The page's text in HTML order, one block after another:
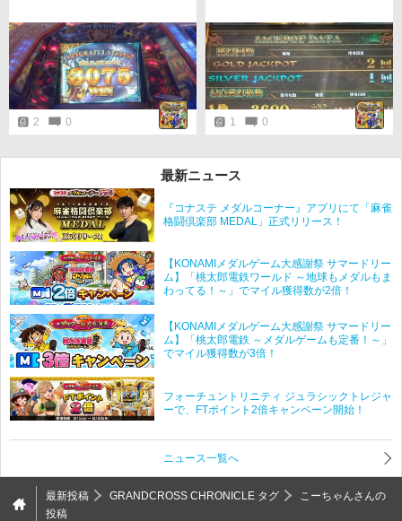
2 0 1 0
最新ニュース
『コナステ メダルコーナー』アプリにて「麻雀
格闘倶楽部 MEDAL」正式リリース！
【KONAMIメダルゲーム大感謝祭 サマードリー
ム】「桃太郎電鉄ワールド ～地球もメダルもま
わってる！～」でマイル獲得数が2倍！
【KONAMIメダルゲーム大感謝祭 サマードリー
ム】「桃太郎電鉄 ～メダルゲームも定番！～」
でマイル獲得数が3倍！
フォーチュントリニティ ジュラシックトレジャ
ーで、FTポイント2倍キャンペーン開始！
ニュース一覧へ
最新投稿 GRANDCROSS CHRONICLE タグ
こーちゃんさんの
投稿